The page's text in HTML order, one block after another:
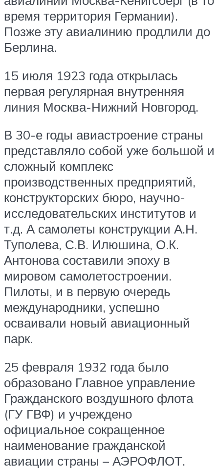
время территория Германии).
Позже эту авиалинию продлили до
Берлина.
15 июля 1923 года открылась
первая регулярная внутренняя
линия Москва-Нижний Новгород.
В 30-е годы авиастроение страны
представляло собой уже большой и
сложный комплекс
производственных предприятий,
конструкторских бюро, научно-
исследовательских институтов и
т.д. А самолеты конструкции А.Н.
Туполева, С.В. Илюшина, О.К.
Антонова составили эпоху в
мировом самолетостроении.
Пилоты, и в первую очередь
международники, успешно
осваивали новый авиационный
парк.
25 февраля 1932 года было
образовано Главное управление
Гражданского воздушного флота
(ГУ ГВФ) и учреждено
официальное сокращенное
наименование гражданской
авиации страны – АЭРОФЛОТ.